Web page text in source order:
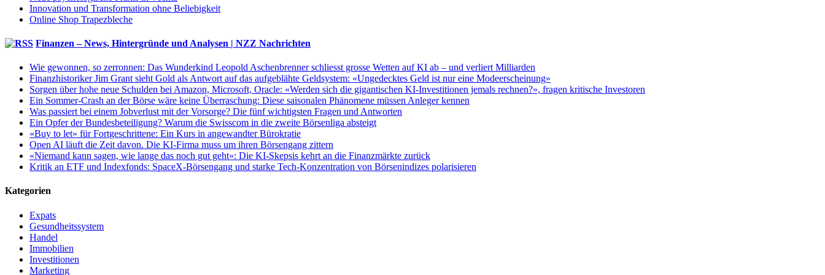
Innovation und Transformation ohne Beliebigkeit
Online Shop Trapezbleche
Finanzen – News, Hintergründe und Analysen | NZZ Nachrichten
Wie gewonnen, so zerronnen: Das Wunderkind Leopold Aschenbrenner schliesst grosse Wetten auf KI ab – und verliert Milliarden
Finanzhistoriker Jim Grant sieht Gold als Antwort auf das aufgeblähte Geldsystem: «Ungedecktes Geld ist nur eine Modeerscheinung»
Sorgen über hohe neue Schulden bei Amazon, Microsoft, Oracle: «Werden sich die gigantischen KI-Investitionen jemals rechnen?», fragen kritische Investoren
Ein Sommer-Crash an der Börse wäre keine Überraschung: Diese saisonalen Phänomene müssen Anleger kennen
Was passiert bei einem Jobverlust mit der Vorsorge? Die fünf wichtigsten Fragen und Antworten
Ein Opfer der Bundesbeteiligung? Warum die Swisscom in die zweite Börsenliga absteigt
«Buy to let» für Fortgeschrittene: Ein Kurs in angewandter Bürokratie
Open AI läuft die Zeit davon. Die KI-Firma muss um ihren Börsengang zittern
«Niemand kann sagen, wie lange das noch gut geht»: Die KI-Skepsis kehrt an die Finanzmärkte zurück
Kritik an ETF und Indexfonds: SpaceX-Börsengang und starke Tech-Konzentration von Börsenindizes polarisieren
Kategorien
Expats
Gesundheitssystem
Handel
Immobilien
Investitionen
Marketing